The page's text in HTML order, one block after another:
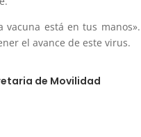
vacuna está en tus
el avance de este virus.
de Movilidad